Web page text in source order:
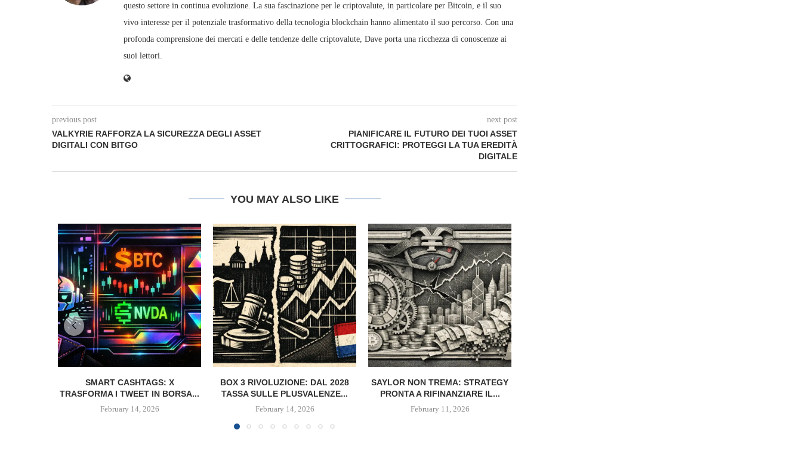
questo settore in continua evoluzione. La sua fascinazione per le criptovalute, in particolare per Bitcoin, e il suo
vivo interesse per il potenziale trasformativo della tecnologia blockchain hanno alimentato il suo percorso. Con una
profonda comprensione dei mercati e delle tendenze delle criptovalute, Dave porta una ricchezza di conoscenze ai
suoi lettori.
previous post
VALKYRIE RAFFORZA LA SICUREZZA DEGLI ASSET
DIGITALI CON BITGO
next post
PIANIFICARE IL FUTURO DEI TUOI ASSET
CRITTOGRAFICI: PROTEGGI LA TUA EREDITÀ
DIGITALE
YOU MAY ALSO LIKE
SMART CASHTAGS: X
TRASFORMA I TWEET IN BORSA...
February 14, 2026
BOX 3 RIVOLUZIONE: DAL 2028
TASSA SULLE PLUSVALENZE...
February 14, 2026
SAYLOR NON TREMA: STRATEGY
PRONTA A RIFINANZIARE IL...
February 11, 2026